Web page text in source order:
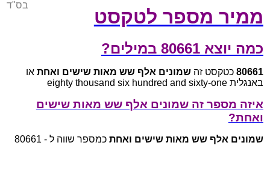
ממיר מספר לטקסט
בס"ד
כמה יוצא 80661 במילים?
80661 כטקסט זהשמונים אלף שש מאות שישים ואחת או
באנגלית eighty thousand six hundred and sixty-one
איזה מספר זה שמונים אלף שש מאות שישים
ואחת?
שמונים אלף שש מאות שישים ואחת כמספר שווה ל - 80661